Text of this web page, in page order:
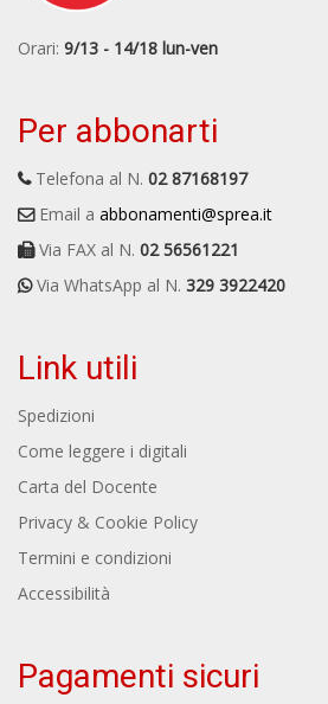
Orari: 9/13 - 14/18 lun-ven
Per abbonarti
Telefona al N. 02 87168197
Email a abbonamenti@sprea.it
Via FAX al N. 02 56561221
Via WhatsApp al N. 329 3922420
Link utili
Spedizioni
Come leggere i digitali
Carta del Docente
Privacy & Cookie Policy
Termini e condizioni
Accessibilità
Pagamenti sicuri